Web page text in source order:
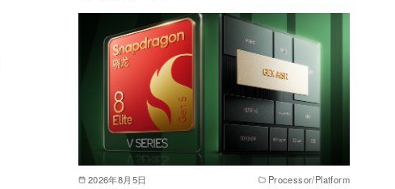
2026年8月5日 Processor/Platform